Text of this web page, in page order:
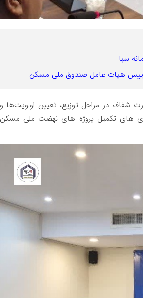
سبا
رییس هیات عامل صندوق ملی مسکن
شفاف‌ در مراحل توزیع، تعیین اولویت‌ها و
های تکمیل پروژه های نهضت ملی مسکن